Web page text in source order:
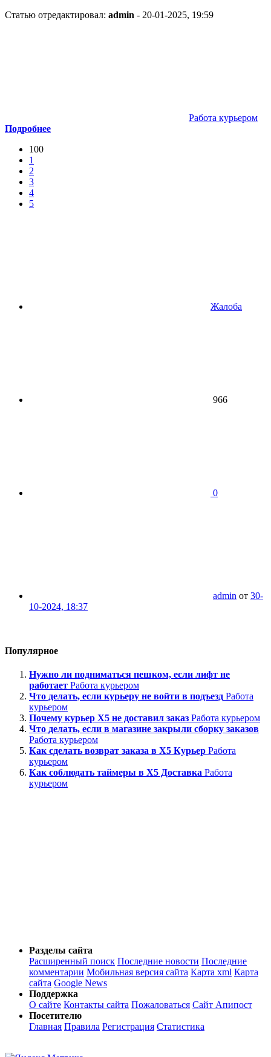
Статью отредактировал: admin - 20-01-2025, 19:59
Работа курьером
Подробнее
100
1
2
3
4
5
Жалоба
966
0
admin от 30-
10-2024, 18:37
Популярное
Нужно ли подниматься пешком, если лифт не
работает Работа курьером
Что делать, если курьеру не войти в подъезд Работа
курьером
Почему курьер Х5 не доставил заказ Работа курьером
Что делать, если в магазине закрыли сборку заказов
Работа курьером
Как сделать возврат заказа в Х5 Курьер Работа
курьером
Как соблюдать таймеры в Х5 Доставка Работа
курьером
Разделы сайта
Расширенный поиск Последние новости Последние
комментарии Мобильная версия сайта Карта xml Карта
сайта Google News
Поддержка
О сайте Контакты сайта Пожаловаться Сайт Апипост
Посетителю
Главная Правила Регистрация Статистика